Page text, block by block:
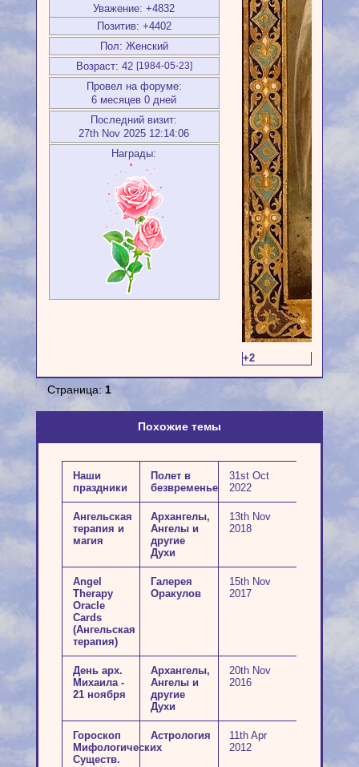
Уважение: +4832
Позитив: +4402
Пол: Женский
Возраст: 42 [1984-05-23]
Провел на форуме:
6 месяцев 0 дней
Последний визит:
27th Nov 2025 12:14:06
Награды:
+2
Страница: 1
Похожие темы
Наши
праздники
Полет в
безвременье
31st Oct
2022
Ангельская
терапия и
магия
Архангелы,
Ангелы и
другие
Духи
13th Nov
2018
Angel
Therapy
Oracle
Cards
(Ангельская
терапия)
Галерея
Оракулов
15th Nov
2017
День арх.
Михаила -
21 ноября
Архангелы,
Ангелы и
другие
Духи
20th Nov
2016
Гороскоп
Мифологических
Существ.
Астрология
11th Apr
2012